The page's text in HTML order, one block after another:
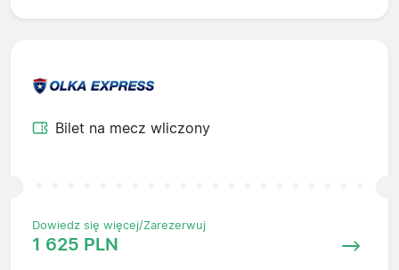
Bilet na mecz wliczony
Dowiedz się więcej/Zarezerwuj
1 625 PLN